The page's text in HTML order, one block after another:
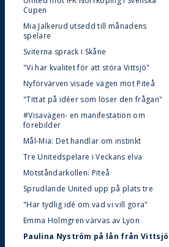
Cupen
Mia Jalkerud utsedd till månadens
spelare
Sviterna sprack i Skåne
"Vi har kvalitet för att störa Vittsjö"
Nyförvärven visade vägen mot Piteå
"Tittat på idéer som löser den frågan"
#Visavägen- en manifestation om
förebilder
Mål-Mia: Det handlar om instinkt
Tre Unitedspelare i Veckans elva
Motståndarkollen: Piteå
Sprudlande United upp på plats tre
"Har tydlig idé om vad vi vill göra"
Emma Holmgren värvas av Lyon
Paulina Nyström på lån från Vittsjö